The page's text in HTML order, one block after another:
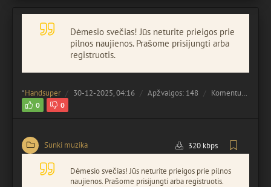
Dėmesio svečias! Jūs neturite prieigos prie
pilnos naujienos. Prašome prisijungti arba
registruotis.
*Handsuper 30-12-2025, 04:16 Apžvalgos: 148 Komentuota:
0 0
Sunki muzika 320 kbps
Dėmesio svečias! Jūs neturite prieigos prie pilnos
naujienos. Prašome prisijungti arba registruotis.